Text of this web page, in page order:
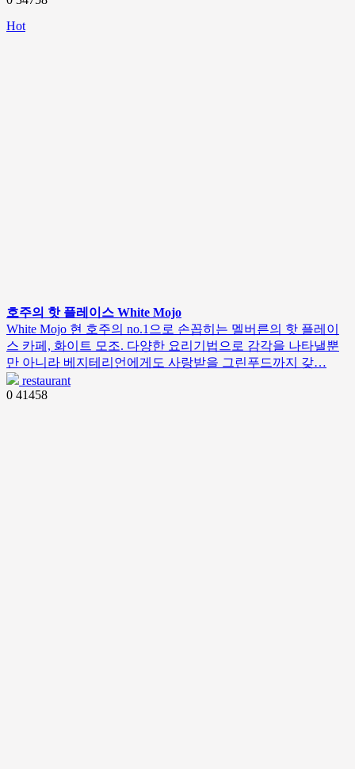
Hot
호주의 핫 플레이스 White Mojo
White Mojo 현 호주의 no.1으로 손꼽히는 멜버른의 핫 플레이
스 카페, 화이트 모조. 다양한 요리기법으로 감각을 나타낼뿐
만 아니라 베지테리언에게도 사랑받을 그린푸드까지 갖…
restaurant
0 41458